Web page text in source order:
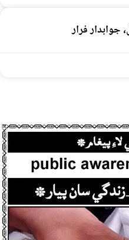
فرار